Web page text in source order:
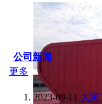
公司新闻
更多
2023-09-11 大家